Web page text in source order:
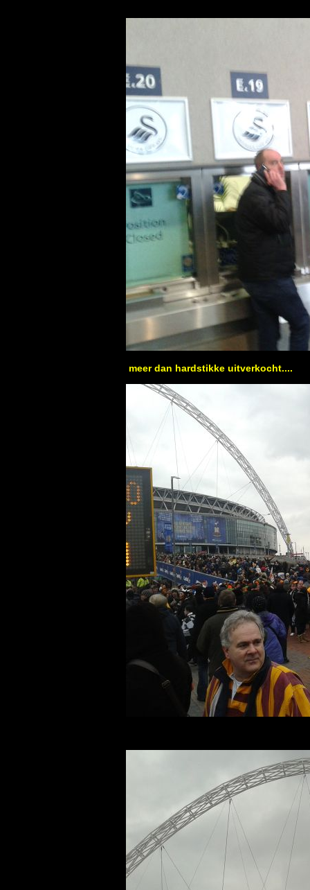
meer dan hardstikke uitverkocht....